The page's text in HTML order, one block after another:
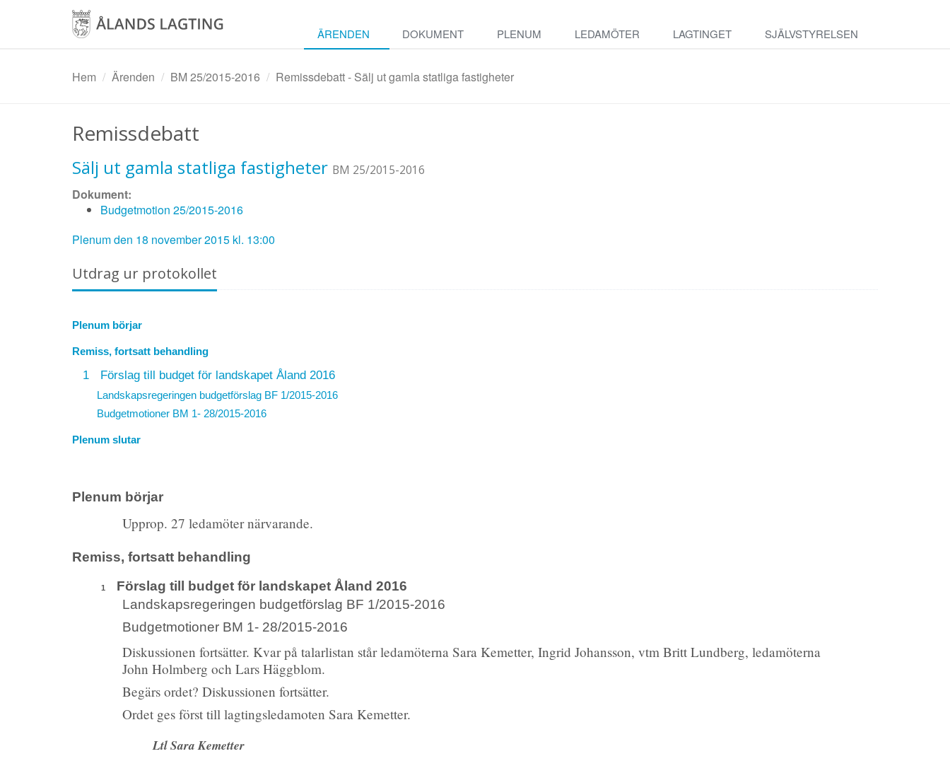
ÄRENDEN DOKUMENT PLENUM LEDAMÖTER LAGTINGET SJÄLVSTYRELSEN
Hem Ärenden BM 25/2015-2016 Remissdebatt - Sälj ut gamla statliga fastigheter
Remissdebatt
Sälj ut gamla statliga fastigheter BM 25/2015-2016
Dokument:
Budgetmotion 25/2015-2016
Plenum den 18 november 2015 kl. 13:00
Utdrag ur protokollet
Plenum börjar
Remiss, fortsatt behandling
1 Förslag till budget för landskapet Åland 2016
Landskapsregeringen budgetförslag BF 1/2015-2016
Budgetmotioner BM 1- 28/2015-2016
Plenum slutar
Plenum börjar
Upprop. 27 ledamöter närvarande.
Remiss, fortsatt behandling
1
Förslag till budget för landskapet Åland 2016
Landskapsregeringen budgetförslag BF 1/2015-2016
Budgetmotioner BM 1- 28/2015-2016
Diskussionen fortsätter. Kvar på talarlistan står ledamöterna Sara Kemetter, Ingrid Johansson, vtm Britt Lundberg, ledamöterna
John Holmberg och Lars Häggblom.
Begärs ordet? Diskussionen fortsätter.
Ordet ges först till lagtingsledamoten Sara Kemetter.
Ltl Sara Kemetter